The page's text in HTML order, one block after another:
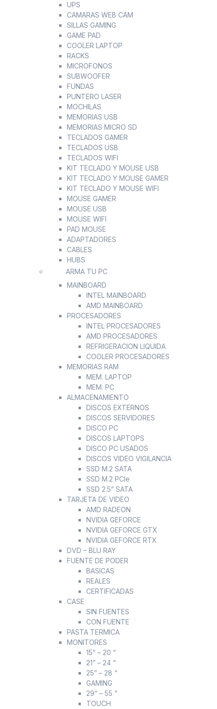
UPS
CAMARAS WEB CAM
SILLAS GAMING
GAME PAD
COOLER LAPTOP
RACKS
MICROFONOS
SUBWOOFER
FUNDAS
PUNTERO LASER
MOCHILAS
MEMORIAS USB
MEMORIAS MICRO SD
TECLADOS GAMER
TECLADOS USB
TECLADOS WIFI
KIT TECLADO Y MOUSE USB
KIT TECLADO Y MOUSE GAMER
KIT TECLADO Y MOUSE WIFI
MOUSE GAMER
MOUSE USB
MOUSE WIFI
PAD MOUSE
ADAPTADORES
CABLES
HUBS
ARMA TU PC
MAINBOARD
INTEL MAINBOARD
AMD MAINBOARD
PROCESADORES
INTEL PROCESADORES
AMD PROCESADORES
REFRIGERACION LIQUIDA
COOLER PROCESADORES
MEMORIAS RAM
MEM. LAPTOP
MEM. PC
ALMACENAMIENTO
DISCOS EXTERNOS
DISCOS SERVIDORES
DISCO PC
DISCOS LAPTOPS
DISCO PC USADOS
DISCOS VIDEO VIGILANCIA
SSD M.2 SATA
SSD M.2 PCIe
SSD 2.5” SATA
TARJETA DE VIDEO
AMD RADEON
NVIDIA GEFORCE
NVIDIA GEFORCE GTX
NVIDIA GEFORCE RTX
DVD – BLU RAY
FUENTE DE PODER
BASICAS
REALES
CERTIFICADAS
CASE
SIN FUENTES
CON FUENTE
PASTA TERMICA
MONITORES
15” – 20 “
21” – 24 “
25” – 28 “
GAMING
29” – 55 “
TOUCH